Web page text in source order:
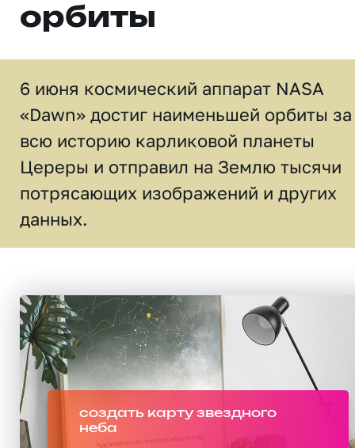
орбиты
6 июня космический аппарат NASA
«Dawn» достиг наименьшей орбиты за
всю историю карликовой планеты
Цереры и отправил на Землю тысячи
потрясающих изображений и других
данных.
создать карту звездного
неба